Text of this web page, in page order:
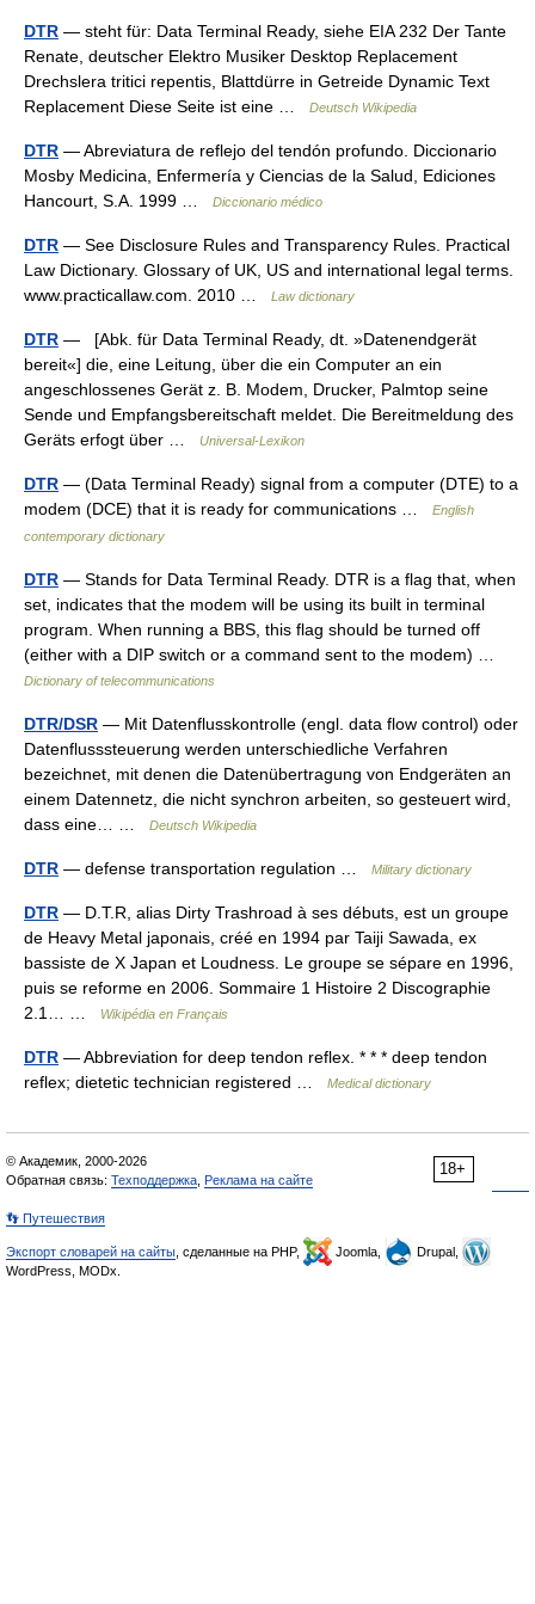
DTR — steht für: Data Terminal Ready, siehe EIA 232 Der Tante
Renate, deutscher Elektro Musiker Desktop Replacement
Drechslera tritici repentis, Blattdürre in Getreide Dynamic Text
Replacement Diese Seite ist eine …
Deutsch Wikipedia
DTR — Abreviatura de reflejo del tendón profundo. Diccionario
Mosby Medicina, Enfermería y Ciencias de la Salud, Ediciones
Hancourt, S.A. 1999 …
Diccionario médico
DTR — See Disclosure Rules and Transparency Rules. Practical
Law Dictionary. Glossary of UK, US and international legal terms.
www.practicallaw.com. 2010 …
Law dictionary
DTR — [Abk. für Data Terminal Ready, dt. »Datenendgerät
bereit«] die, eine Leitung, über die ein Computer an ein
angeschlossenes Gerät z. B. Modem, Drucker, Palmtop seine
Sende und Empfangsbereitschaft meldet. Die Bereitmeldung des
Geräts erfogt über …
Universal-Lexikon
DTR — (Data Terminal Ready) signal from a computer (DTE) to a
modem (DCE) that it is ready for communications …
English
contemporary dictionary
DTR — Stands for Data Terminal Ready. DTR is a flag that, when
set, indicates that the modem will be using its built in terminal
program. When running a BBS, this flag should be turned off
(either with a DIP switch or a command sent to the modem) …
Dictionary of telecommunications
DTR/DSR — Mit Datenflusskontrolle (engl. data flow control) oder
Datenflusssteuerung werden unterschiedliche Verfahren
bezeichnet, mit denen die Datenübertragung von Endgeräten an
einem Datennetz, die nicht synchron arbeiten, so gesteuert wird,
dass eine… …
Deutsch Wikipedia
DTR — defense transportation regulation … Military dictionary
DTR — D.T.R, alias Dirty Trashroad à ses débuts, est un groupe
de Heavy Metal japonais, créé en 1994 par Taiji Sawada, ex
bassiste de X Japan et Loudness. Le groupe se sépare en 1996,
puis se reforme en 2006. Sommaire 1 Histoire 2 Discographie
2.1… …
Wikipédia en Français
DTR — Abbreviation for deep tendon reflex. * * * deep tendon
reflex; dietetic technician registered …
Medical dictionary
18+
© Академик, 2000-2026
Обратная связь: Техподдержка Реклама на сайте
👣 Путешествия
Экспорт словарей на сайты , сделанные на PHP, Joomla,
Drupal,
WordPress, MODx.